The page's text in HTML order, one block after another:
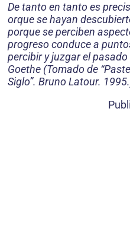
De tanto en tanto es
orque se hayan
porque se perciben
progreso conduce a
percibir y juzgar el
Goethe (Tomado de
Siglo”. Bruno Latour.